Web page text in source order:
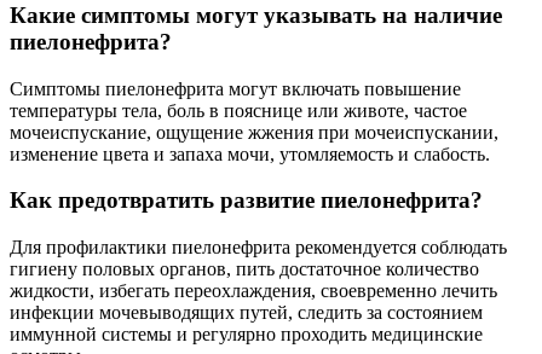
Какие симптомы могут указывать на наличие
пиелонефрита?
Симптомы пиелонефрита могут включать повышение
температуры тела, боль в пояснице или животе, частое
мочеиспускание, ощущение жжения при мочеиспускании,
изменение цвета и запаха мочи, утомляемость и слабость.
Как предотвратить развитие пиелонефрита?
Для профилактики пиелонефрита рекомендуется соблюдать
гигиену половых органов, пить достаточное количество
жидкости, избегать переохлаждения, своевременно лечить
инфекции мочевыводящих путей, следить за состоянием
иммунной системы и регулярно проходить медицинские